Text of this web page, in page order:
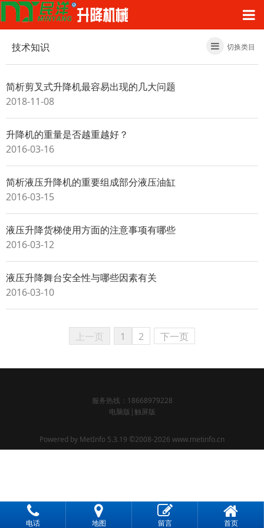
技术知识 切换类目
简析剪叉式升降机最容易出现的几大问题
2018-11-08
升降机的重量是否越重越好？
2016-03-16
简析液压升降机的重要组成部分液压油缸
2016-03-15
液压升降货梯使用方面的注意事项有哪些
2016-03-12
液压升降舞台安全性与哪些因素有关
2016-03-10
上一页 1 2 下一页
服务热线：18668979228
电脑版 |触屏版
Powered by MetInfo 5.3.19 ©2008-2026 www.metinfo.cn
电话 地图 留言 首页